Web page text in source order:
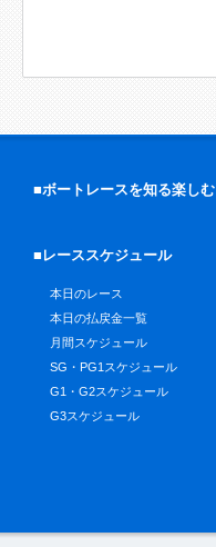
■ボートレースを知る楽しむ
■レーススケジュール
本日のレース
本日の払戻金一覧
月間スケジュール
SG・PG1スケジュール
G1・G2スケジュール
G3スケジュール